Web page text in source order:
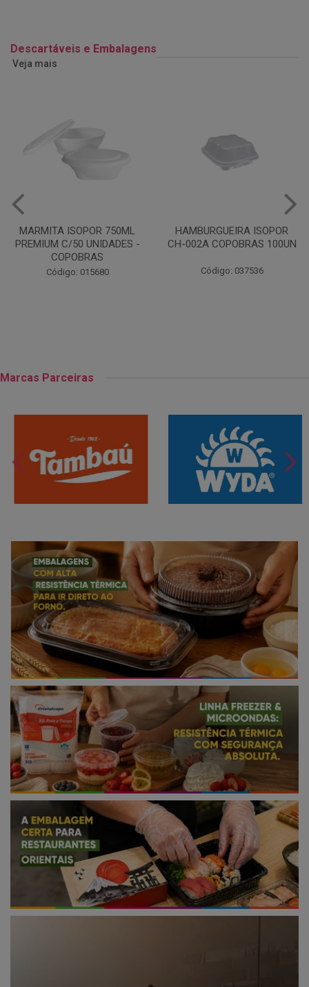
Descartáveis e Embalagens
Veja mais
HAMBURGUEIRA ISOPOR
CH-002A COPOBRAS 100UN
Código: 037536
CAIXA PARDA PIZZA N30
OITAVADA BALUARTE C/10
Código: 001124
Marcas Parceiras